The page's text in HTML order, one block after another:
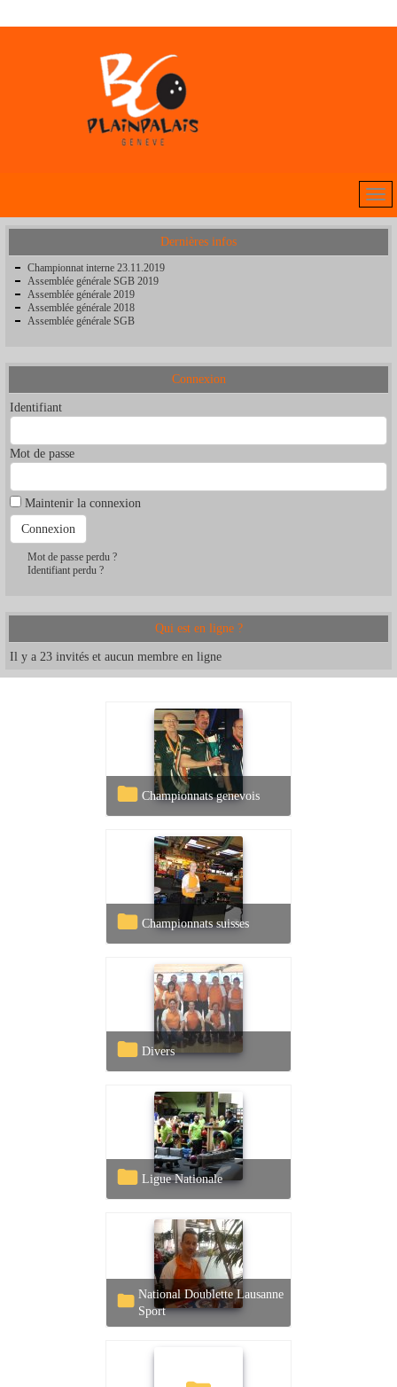
Dernières infos
Championnat interne 23.11.2019
Assemblée générale SGB 2019
Assemblée générale 2019
Assemblée générale 2018
Assemblée générale SGB
Connexion
Identifiant
Mot de passe
Maintenir la connexion
Mot de passe perdu ?
Identifiant perdu ?
Qui est en ligne ?
Il y a 23 invités et aucun membre en ligne
Championnats genevois
Championnats suisses
Divers
Ligue Nationale
National Doublette Lausanne
Sport